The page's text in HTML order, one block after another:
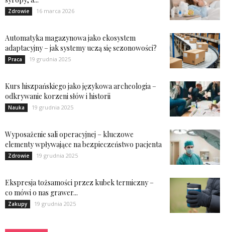
Zdrowie 16 marca 2026
Automatyka magazynowa jako ekosystem
adaptacyjny – jak systemy uczą się sezonowości?
Praca 19 grudnia 2025
Kurs hiszpańskiego jako językowa archeologia –
odkrywanie korzeni słów i historii
Nauka 19 grudnia 2025
Wyposażenie sali operacyjnej – kluczowe
elementy wpływające na bezpieczeństwo pacjenta
Zdrowie 19 grudnia 2025
Ekspresja tożsamości przez kubek termiczny –
co mówi o nas grawer...
Zakupy 19 grudnia 2025